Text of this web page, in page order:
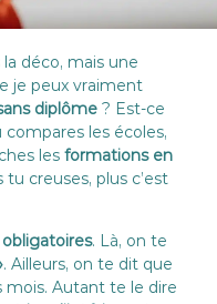
déco, mais une
je peux vraiment
diplôme ? Est-ce
les écoles,
les formations en
tu creuses, plus c’est
. Là, on te
. Ailleurs, on te dit que
Autant te le dire